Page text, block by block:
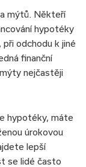
mýtů. Někteří
hypotéky
odchodu k jiné
finanční
nejčastěji
hypotéky, máte
úrokovou
lepší
se lidé často